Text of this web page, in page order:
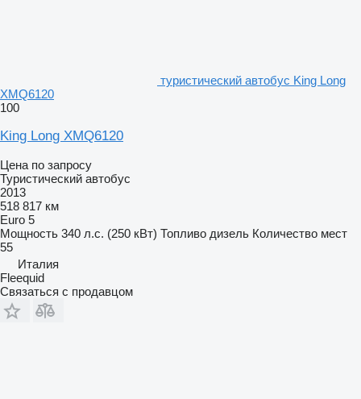
туристический автобус King Long
XMQ6120
100
King Long XMQ6120
Цена по запросу
Туристический автобус
2013
518 817 км
Euro 5
Мощность 340 л.с. (250 кВт) Топливо дизель Количество мест
55
Италия
Fleequid
Связаться с продавцом